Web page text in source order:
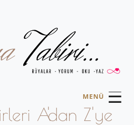
MENÜ ☰
A'dan Z'ye